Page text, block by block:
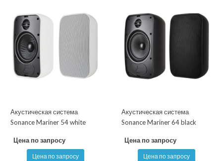
Акустическая система
Sonance Mariner 54 white
Цена по запросу
Цена по запросу
Акустическая система
Sonance Mariner 64 black
Цена по запросу
Цена по запросу